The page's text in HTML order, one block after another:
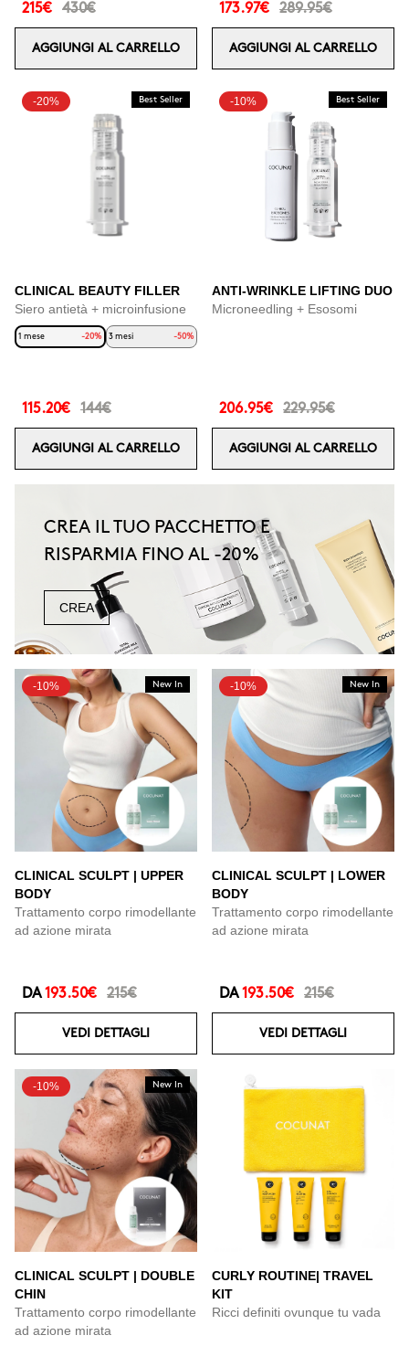
215€ 430€
AGGIUNGI AL CARRELLO
173.97€ 289.95€
AGGIUNGI AL CARRELLO
-20% Best Seller
CLINICAL BEAUTY FILLER
Siero antietà + microinfusione
1 mese -20% 3 mesi -50%
115.20€ 144€
AGGIUNGI AL CARRELLO
-10% Best Seller
ANTI-WRINKLE LIFTING DUO
Microneedling + Esosomi
206.95€ 229.95€
AGGIUNGI AL CARRELLO
CREA IL TUO PACCHETTO E
RISPARMIA FINO AL -20%
CREA
-10% New In
CLINICAL SCULPT | UPPER
BODY
Trattamento corpo rimodellante
ad azione mirata
DA193.50€ 215€
VEDI DETTAGLI
-10% New In
CLINICAL SCULPT | LOWER
BODY
Trattamento corpo rimodellante
ad azione mirata
DA193.50€ 215€
VEDI DETTAGLI
-10% New In
CLINICAL SCULPT | DOUBLE
CHIN
Trattamento corpo rimodellante
ad azione mirata
CURLY ROUTINE| TRAVEL
KIT
Ricci definiti ovunque tu vada